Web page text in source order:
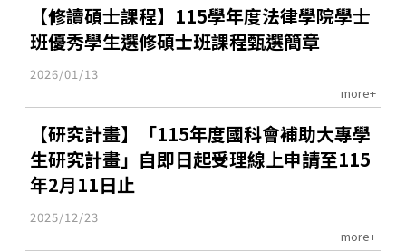
【修讀碩士課程】115學年度法律學院學士
班優秀學生選修碩士班課程甄選簡章
2026/01/13
more+
【研究計畫】「115年度國科會補助大專學
生研究計畫」自即日起受理線上申請至115
年2月11日止
2025/12/23
more+